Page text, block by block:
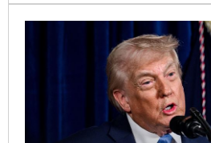
的米納卜（Minab）女子學校學
沾滿塵土的書包與鮮花。卡利巴
是「我這次飛行的同伴」，此舉
前發動的強大輿論攻勢，意圖
桌上的沉重籌碼。